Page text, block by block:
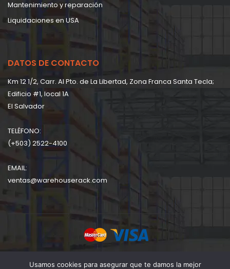
Mantenimiento y reparación
Liquidaciones en USA
DATOS DE CONTACTO
Km 12 1/2, Carr. Al Pto. de La Libertad, Zona Franca Santa Tecla;
Edificio #1, local 1A
EI Salvador
TELÉFONO:
(+503) 2522-4100
EMAIL:
ventas@warehouserack.com
Usamos cookies para asegurar que te damos la mejor